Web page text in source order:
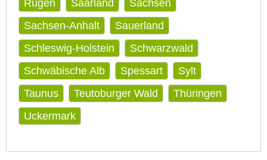
Rügen
Saarland
Sachsen
Sachsen-Anhalt
Sauerland
Schleswig-Holstein
Schwarzwald
Schwäbische Alb
Spessart
Sylt
Taunus
Teutoburger Wald
Thüringen
Uckermark